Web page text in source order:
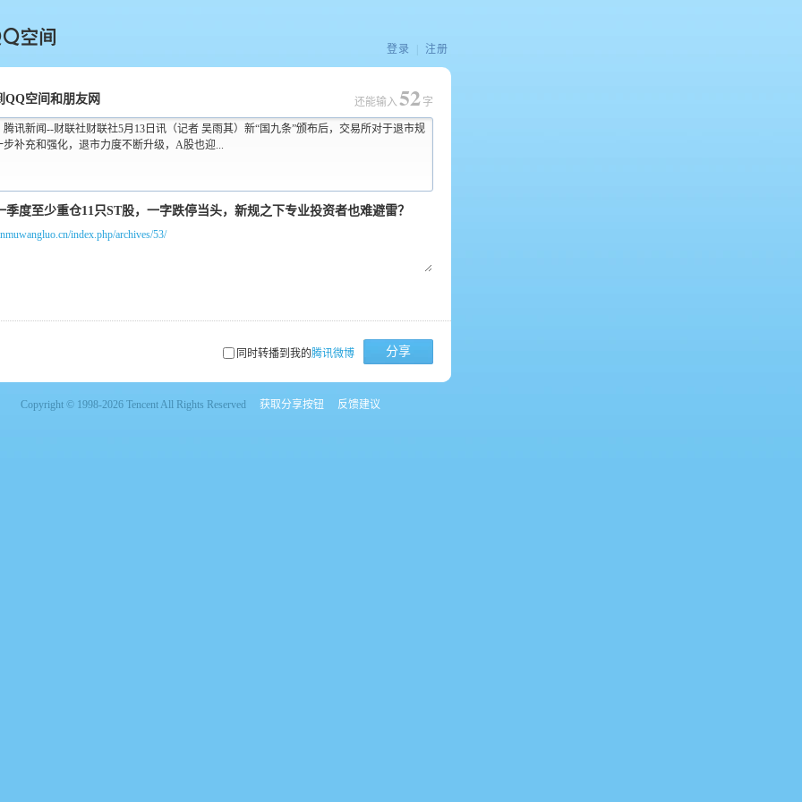
间
登录 注册
QQ空间和朋友网
腾讯新闻--财联社财联社5月13日讯（记者 吴雨其）新“国九条”颁布后，交易所对于退市规
步补充和强化，退市力度不断升级，A股也迎...
还能输入 52 字
index.php/archives/53/
同时转播到我的腾讯微博 分享
Copyright © 1998-2026 Tencent All Rights Reserved 获取分享按钮 反馈建议